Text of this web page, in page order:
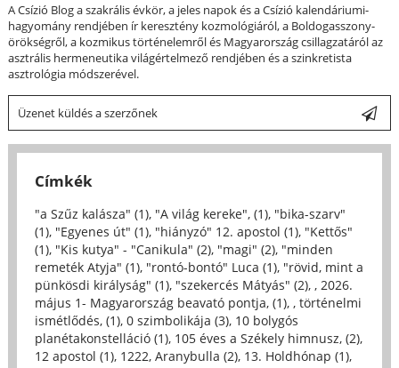
A Csízió Blog a szakrális évkör, a jeles napok és a Csízió kalendáriumi-
hagyomány rendjében ír keresztény kozmológiáról, a Boldogasszony-
örökségről, a kozmikus történelemről és Magyarország csillagzatáról az
asztrális hermeneutika világértelmező rendjében és a szinkretista
asztrológia módszerével.
Üzenet küldés a szerzőnek
Címkék
"a Szűz kalásza" (1), "A világ kereke", (1), "bika-szarv"
(1), "Egyenes út" (1), "hiányzó" 12. apostol (1), "Kettős"
(1), "Kis kutya" - "Canikula" (2), "magi" (2), "minden
remeték Atyja" (1), "rontó-bontó" Luca (1), "rövid, mint a
pünkösdi királyság" (1), "szekercés Mátyás" (2), , 2026.
május 1- Magyarország beavató pontja, (1), , történelmi
ismétlődés, (1), 0 szimbolikája (3), 10 bolygós
planétakonstelláció (1), 105 éves a Székely himnusz, (2),
12 apostol (1), 1222, Aranybulla (2), 13. Holdhónap (1),